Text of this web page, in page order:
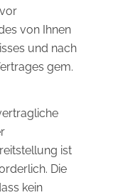
von Ihnen
und nach
gem.
ist
Die
kein